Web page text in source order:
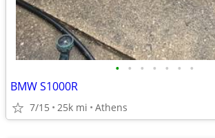
• • • • • • •
BMW S1000R
7/15 25k mi Athens